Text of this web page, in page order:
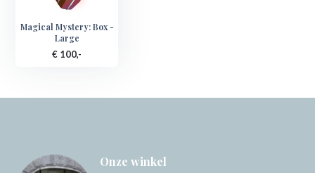
Magical Mystery: Box -
Large
€ 100,-
Onze winkel